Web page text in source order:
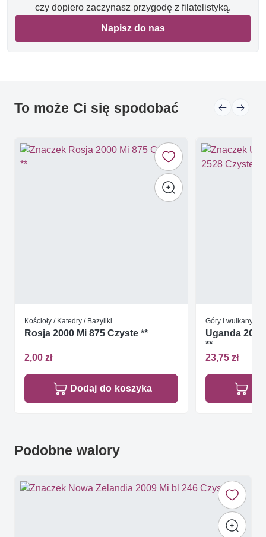
czy dopiero zaczynasz przygodę z filatelistyką.
Napisz do nas
To może Ci się spodobać
Kościoły / Katedry / Bazyliki
Rosja 2000 Mi 875 Czyste **
2,00 zł
Dodaj do koszyka
Góry i wulkany
Uganda
**
23,75 zł
Podobne walory